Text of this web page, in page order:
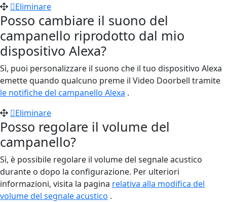
Eliminare
Posso cambiare il suono del
campanello riprodotto dal mio
dispositivo Alexa?
Sì, puoi personalizzare il suono che il tuo dispositivo Alexa
emette quando qualcuno preme il Video Doorbell tramite
le notifiche del campanello Alexa .
Eliminare
Posso regolare il volume del
campanello?
Sì, è possibile regolare il volume del segnale acustico
durante o dopo la configurazione. Per ulteriori
informazioni, visita la pagina relativa alla modifica del
volume del segnale acustico .